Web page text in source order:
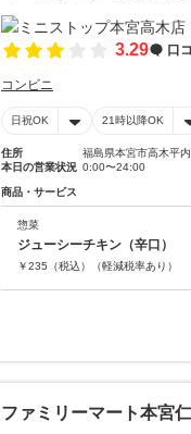
3.29 口
コンビニ
日祝OK 21時以降OK
住所
福島県本宮市高木平内
本日の営業状況 0:00〜24:00
商品・サービス
惣菜
ジューシーチキン（辛口）
￥235 （税込） （軽減税率あり）
ファミリーマート本宮